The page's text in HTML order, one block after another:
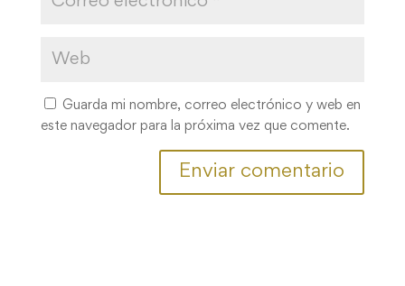
Guarda mi nombre, correo electrónico y web en
este navegador para la próxima vez que comente.